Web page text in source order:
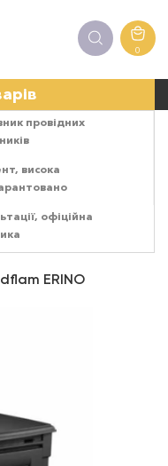
0
провідних
висока
офіційна
ERINO